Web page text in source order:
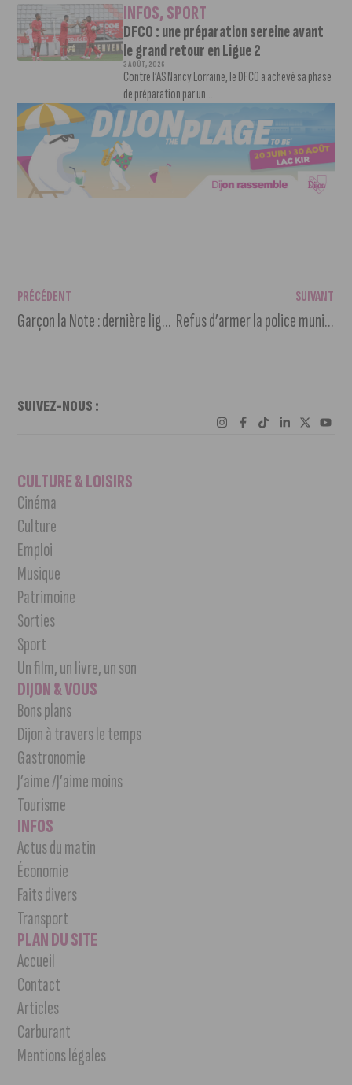
INFOS,SPORT
DFCO : une préparation sereine avant
le grand retour en Ligue 2
3 AOÛT, 2026
Contre l’AS Nancy Lorraine, le DFCO a achevé sa phase
de préparation par un...
PRÉCÉDENT
Garçon la Note : dernière ligne droite pour le festival musical de l’été à Dijon
SUIVANT
Refus d’armer la police municipale, une décision incompréhensible du Maire de Besançon
SUIVEZ-NOUS :
CULTURE & LOISIRS
Cinéma
Culture
Emploi
Musique
Patrimoine
Sorties
Sport
Un film, un livre, un son
DIJON & VOUS
Bons plans
Dijon à travers le temps
Gastronomie
J’aime /J’aime moins
Tourisme
INFOS
Actus du matin
Économie
Faits divers
Transport
PLAN DU SITE
Accueil
Contact
Articles
Carburant
Mentions légales